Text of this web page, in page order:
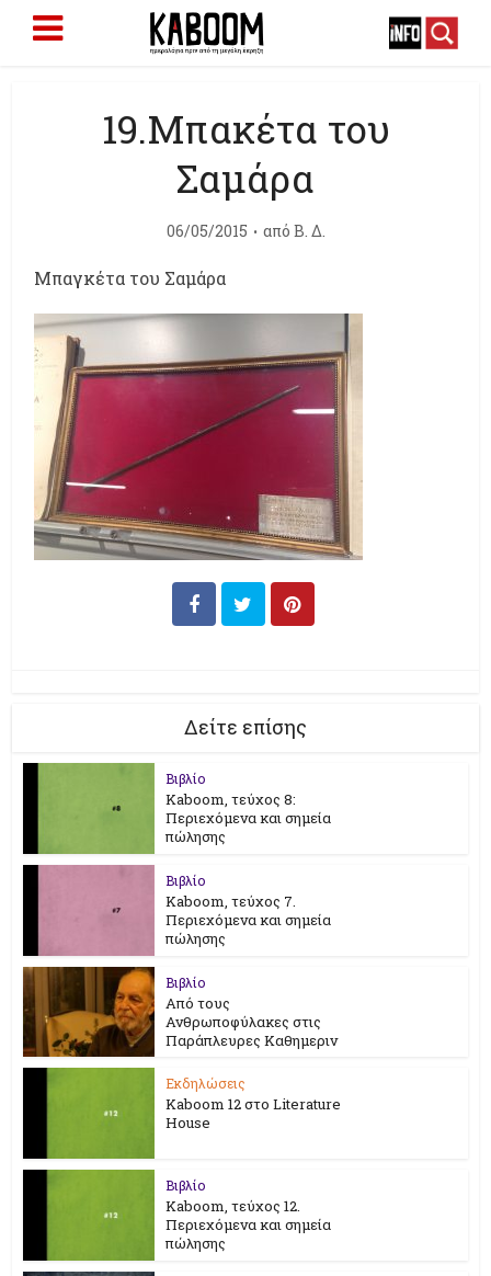
19.Μπακέτα του
Σαμάρα
06/05/2015 από Β. Δ.
Μπαγκέτα του Σαμάρα
Δείτε επίσης
Βιβλίο
Kaboom, τεύχος 8:
Περιεχόμενα και σημεία
πώλησης
Βιβλίο
Kaboom, τεύχος 7.
Περιεχόμενα και σημεία
πώλησης
Βιβλίο
Από τους
Ανθρωποφύλακες στις
Παράπλευρες Καθημεριν
Εκδηλώσεις
Kaboom 12 στο Literature
House
Βιβλίο
Kaboom, τεύχος 12.
Περιεχόμενα και σημεία
πώλησης